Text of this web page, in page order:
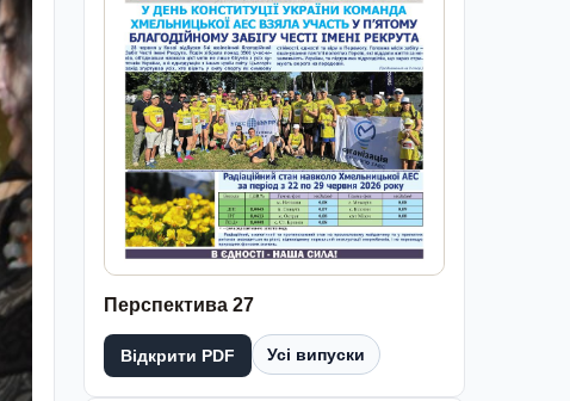
Перспектива 27
Відкрити PDF Усі випуски